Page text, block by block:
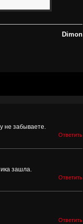
Dimon
не забываете.
Ответить
зашла.
Ответить
Ответить